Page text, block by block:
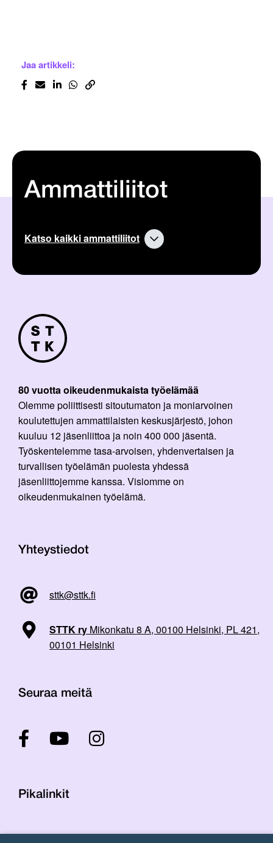
Jaa artikkeli:
Ammattiliitot
Katso kaikki ammattiliitot
80 vuotta oikeudenmukaista työelämää
Olemme poliittisesti sitoutumaton ja moniarvoinen
koulutettujen ammattilaisten keskusjärjestö, johon
kuuluu 12 jäsenliittoa ja noin 400 000 jäsentä.
Työskentelemme tasa-arvoisen, yhdenvertaisen ja
turvallisen työelämän puolesta yhdessä
jäsenliittojemme kanssa. Visiomme on
oikeudenmukainen työelämä.
Yhteystiedot
sttk@sttk.fi
STTK ry Mikonkatu 8 A, 00100 Helsinki, PL 421,
00101 Helsinki
Seuraa meitä
Pikalinkit